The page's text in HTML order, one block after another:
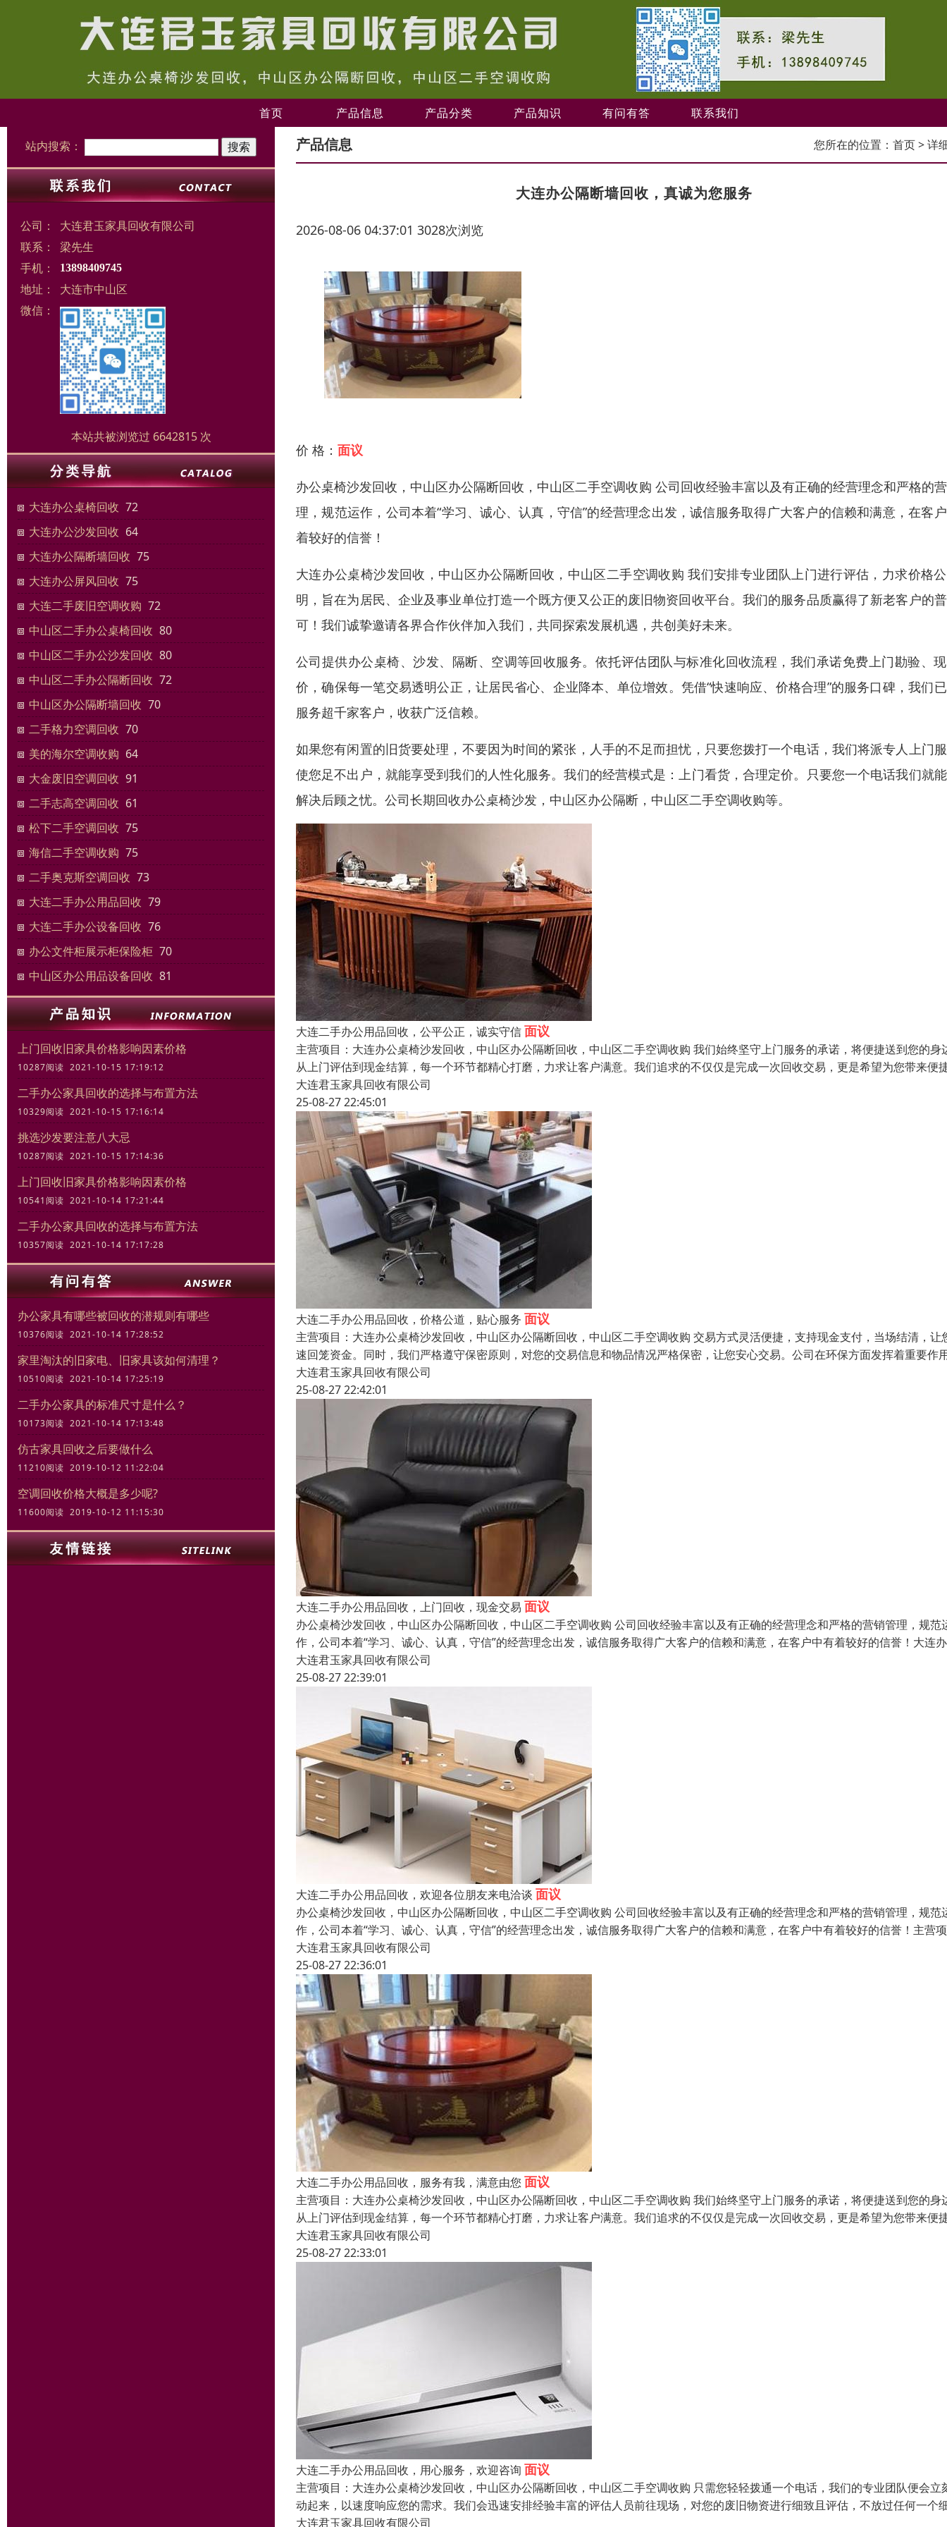
首页 产品信息 产品分类 产品知识 有问有答 联系我们
站内搜索：
公司：
大连君玉家具回收有限公司
联系：
梁先生
手机：
13898409745
地址：
大连市中山区
微信：
本站共被浏览过 6642815 次
大连办公桌椅回收 72
大连办公沙发回收 64
大连办公隔断墙回收 75
大连办公屏风回收 75
大连二手废旧空调收购 72
中山区二手办公桌椅回收 80
中山区二手办公沙发回收 80
中山区二手办公隔断回收 72
中山区办公隔断墙回收 70
二手格力空调回收 70
美的海尔空调收购 64
大金废旧空调回收 91
二手志高空调回收 61
松下二手空调回收 75
海信二手空调收购 75
二手奥克斯空调回收 73
大连二手办公用品回收 79
大连二手办公设备回收 76
办公文件柜展示柜保险柜 70
中山区办公用品设备回收 81
上门回收旧家具价格影响因素价格
10287阅读 2021-10-15 17:19:12
二手办公家具回收的选择与布置方法
10329阅读 2021-10-15 17:16:14
挑选沙发要注意八大忌
10287阅读 2021-10-15 17:14:36
上门回收旧家具价格影响因素价格
10541阅读 2021-10-14 17:21:44
二手办公家具回收的选择与布置方法
10357阅读 2021-10-14 17:17:28
办公家具有哪些被回收的潜规则有哪些
10376阅读 2021-10-14 17:28:52
家里淘汰的旧家电、旧家具该如何清理？
10510阅读 2021-10-14 17:25:19
二手办公家具的标准尺寸是什么？
10173阅读 2021-10-14 17:13:48
仿古家具回收之后要做什么
11210阅读 2019-10-12 11:22:04
空调回收价格大概是多少呢?
11600阅读 2019-10-12 11:15:30
产品信息 您所在的位置： 首页> 详
大连办公隔断墙回收，真诚为您服务
2026-08-06 04:37:01 3028次浏览
价 格： 面议
办公桌椅沙发回收，中山区办公隔断回收，中山区二手空调收购 公司回收经验丰富以及有正确的经营理念和严格的
理，规范运作，公司本着“学习、诚心、认真，守信”的经营理念出发，诚信服务取得广大客户的信赖和满意，在客
着较好的信誉！
大连办公桌椅沙发回收，中山区办公隔断回收，中山区二手空调收购 我们安排专业团队上门进行评估，力求价格
明，旨在为居民、企业及事业单位打造一个既方便又公正的废旧物资回收平台。我们的服务品质赢得了新老客户的
可！我们诚挚邀请各界合作伙伴加入我们，共同探索发展机遇，共创美好未来。
公司提供办公桌椅、沙发、隔断、空调等回收服务。依托评估团队与标准化回收流程，我们承诺免费上门勘验、
价，确保每一笔交易透明公正，让居民省心、企业降本、单位增效。凭借“快速响应、价格合理”的服务口碑，我们
服务超千家客户，收获广泛信赖。
如果您有闲置的旧货要处理，不要因为时间的紧张，人手的不足而担忧，只要您拨打一个电话，我们将派专人上门
使您足不出户，就能享受到我们的人性化服务。我们的经营模式是：上门看货，合理定价。只要您一个电话我们就
解决后顾之忧。公司长期回收办公桌椅沙发，中山区办公隔断，中山区二手空调收购等。
大连二手办公用品回收，公平公正，诚实守信面议
主营项目：大连办公桌椅沙发回收，中山区办公隔断回收，中山区二手空调收购 我们始终坚守上门服务的承诺，将便捷送到您的身
从上门评估到现金结算，每一个环节都精心打磨，力求让客户满意。我们追求的不仅仅是完成一次回收交易，更是希望为您带来便
大连君玉家具回收有限公司
25-08-27 22:45:01
大连二手办公用品回收，价格公道，贴心服务 面议
主营项目：大连办公桌椅沙发回收，中山区办公隔断回收，中山区二手空调收购 交易方式灵活便捷，支持现金支付，当场结清，让
速回笼资金。同时，我们严格遵守保密原则，对您的交易信息和物品情况严格保密，让您安心交易。公司在环保方面发挥着重要作
大连君玉家具回收有限公司
25-08-27 22:42:01
大连二手办公用品回收，上门回收，现金交易 面议
办公桌椅沙发回收，中山区办公隔断回收，中山区二手空调收购 公司回收经验丰富以及有正确的经营理念和严格的营销管理，规范
作，公司本着“学习、诚心、认真，守信”的经营理念出发，诚信服务取得广大客户的信赖和满意，在客户中有着较好的信誉！大连
大连君玉家具回收有限公司
25-08-27 22:39:01
大连二手办公用品回收，欢迎各位朋友来电洽谈 面议
办公桌椅沙发回收，中山区办公隔断回收，中山区二手空调收购 公司回收经验丰富以及有正确的经营理念和严格的营销管理，规范
作，公司本着“学习、诚心、认真，守信”的经营理念出发，诚信服务取得广大客户的信赖和满意，在客户中有着较好的信誉！主营
大连君玉家具回收有限公司
25-08-27 22:36:01
大连二手办公用品回收，服务有我，满意由您 面议
主营项目：大连办公桌椅沙发回收，中山区办公隔断回收，中山区二手空调收购 我们始终坚守上门服务的承诺，将便捷送到您的身
从上门评估到现金结算，每一个环节都精心打磨，力求让客户满意。我们追求的不仅仅是完成一次回收交易，更是希望为您带来便
大连君玉家具回收有限公司
25-08-27 22:33:01
大连二手办公用品回收，用心服务，欢迎咨询 面议
主营项目：大连办公桌椅沙发回收，中山区办公隔断回收，中山区二手空调收购 只需您轻轻拨通一个电话，我们的专业团队便会立
动起来，以速度响应您的需求。我们会迅速安排经验丰富的评估人员前往现场，对您的废旧物资进行细致且评估，不放过任何一个
大连君玉家具回收有限公司